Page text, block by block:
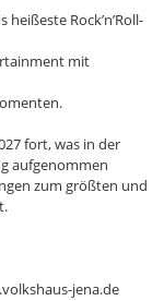
Rock’n’Roll-
mit
fort, was in der
aufgenommen
zum größten und
jena.de